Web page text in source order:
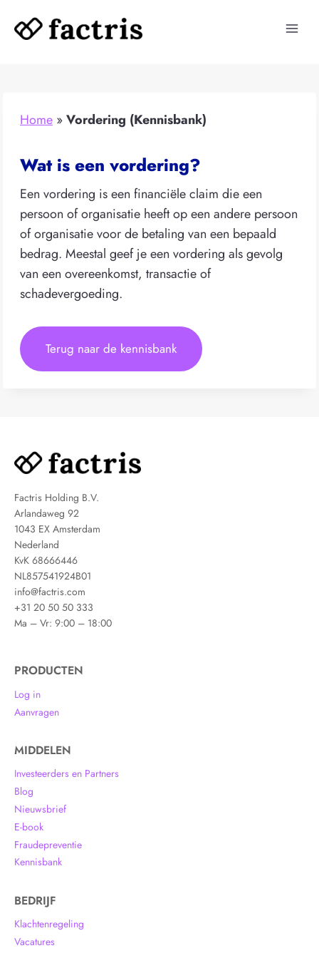
naar
Home »Vordering (Kennisbank)
Wat is een vordering?
Een vordering is een financiële claim die een
persoon of organisatie heeft op een andere persoon
of organisatie voor de betaling van een bepaald
bedrag. Meestal geef je een vordering als gevolg
van een overeenkomst, transactie of
schadevergoeding.
Terug naar de kennisbank
Factris Holding B.V.
Arlandaweg 92
1043 EX Amsterdam
Nederland
KvK 68666446
NL857541924B01
info@factris.com
+31 20 50 50 333
Ma – Vr: 9:00 – 18:00
PRODUCTEN
Log in
Aanvragen
MIDDELEN
Investeerders en Partners
Blog
Nieuwsbrief
E-book
Fraudepreventie
Kennisbank
BEDRIJF
Klachtenregeling
Vacatures